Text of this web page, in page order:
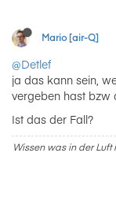
Mario [air-Q]
@Detlef
ja das kann sein,
vergeben hast bzw
Ist das der Fall?
Wissen was in der Luft